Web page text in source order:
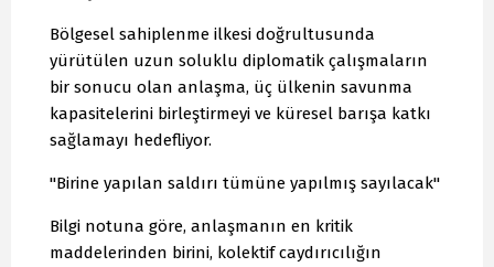
Bölgesel sahiplenme ilkesi doğrultusunda
yürütülen uzun soluklu diplomatik çalışmaların
bir sonucu olan anlaşma, üç ülkenin savunma
kapasitelerini birleştirmeyi ve küresel barışa katkı
sağlamayı hedefliyor.
"Birine yapılan saldırı tümüne yapılmış sayılacak"
Bilgi notuna göre, anlaşmanın en kritik
maddelerinden birini, kolektif caydırıcılığın